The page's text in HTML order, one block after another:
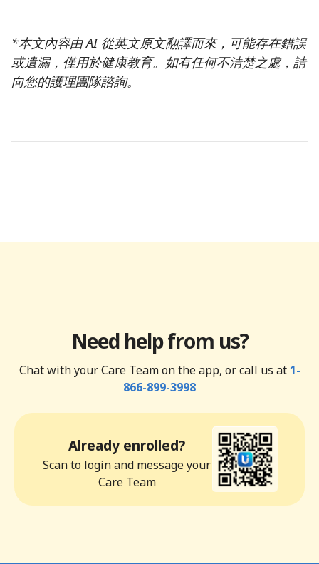
*本文內容由 AI 從英文原文翻譯而來，可能存在錯誤
或遺漏，僅用於健康教育。如有任何不清楚之處，請
向您的護理團隊諮詢。
Need help from us?
Chat with your Care Team on the app, or call us at 1-
866-899-3998
Already enrolled?
Scan to login and message your
Care Team